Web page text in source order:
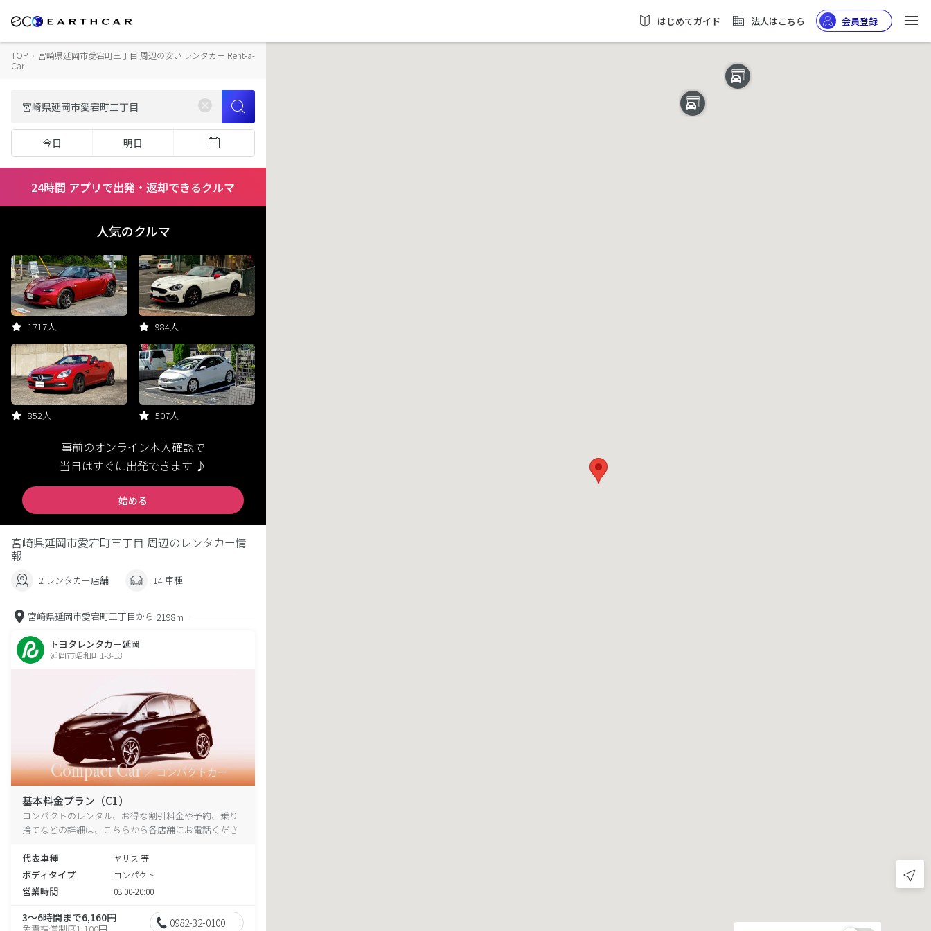
はじめてガイド 法人はこちら 会員登録
TOP › 宮崎県延岡市愛宕町三丁目 周辺の安い レンタカー Rent-a-
Car
今日 明日
24時間 アプリで出発・返却できるクルマ
人気のクルマ
1717人 984人
852人 507人
事前のオンライン本人確認で
当日はすぐに出発できます ♪
始める
宮崎県延岡市愛宕町三丁目 周辺のレンタカー情
報
2 レンタカー店舗 14 車種
宮崎県延岡市愛宕町三丁目から 2198m
トヨタレンタカー延岡
延岡市昭和町1-3-13
基本料金プラン（C1）
コンパクトのレンタル、お得な割引料金や予約、乗り
捨てなどの詳細は、こちらから各店舗にお電話くださ
代表車種
ヤリス 等
ボディタイプ コンパクト
営業時間 08:00-20:00
3～6時間まで6,160円
免責補償制度1,100円 0982-32-0100